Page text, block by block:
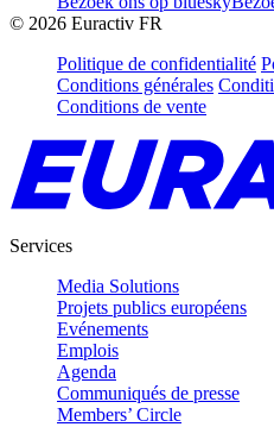
© 2026 Euractiv FR
Politique de confidentialité
Conditions générales
Conditions de vente
Services
Media Solutions
Projets publics européens
Evénements
Emplois
Agenda
Communiqués de presse
Members’ Circle